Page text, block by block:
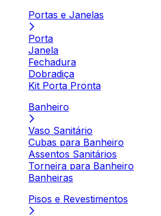
Portas e Janelas
Porta
Janela
Fechadura
Dobradiça
Kit Porta Pronta
Banheiro
Vaso Sanitário
Cubas para Banheiro
Assentos Sanitários
Torneira para Banheiro
Banheiras
Pisos e Revestimentos